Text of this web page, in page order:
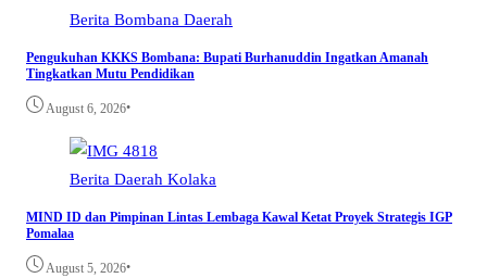
Berita Bombana Daerah
Pengukuhan KKKS Bombana: Bupati Burhanuddin Ingatkan Amanah
Tingkatkan Mutu Pendidikan
August 6, 2026•
Berita Daerah Kolaka
MIND ID dan Pimpinan Lintas Lembaga Kawal Ketat Proyek Strategis IGP
Pomalaa
August 5, 2026•